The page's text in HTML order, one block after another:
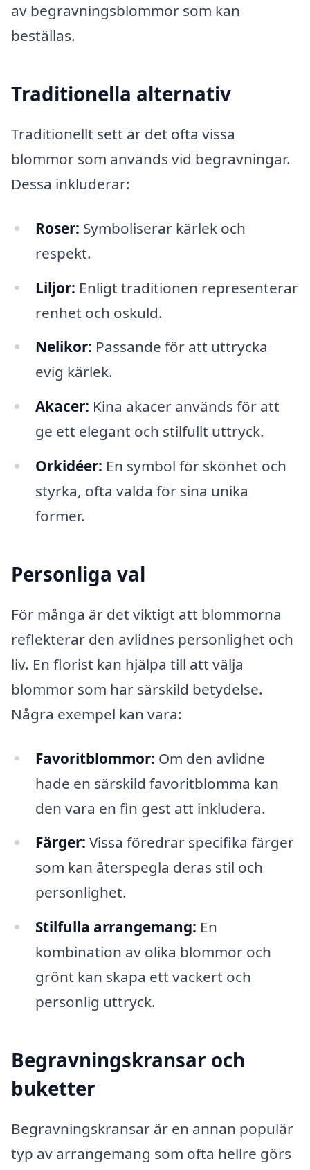
av begravningsblommor som kan
beställas.
Traditionella alternativ
Traditionellt sett är det ofta vissa
blommor som används vid begravningar.
Dessa inkluderar:
Roser: Symboliserar kärlek och
respekt.
Liljor: Enligt traditionen representerar
renhet och oskuld.
Nelikor: Passande för att uttrycka
evig kärlek.
Akacer: Kina akacer används för att
ge ett elegant och stilfullt uttryck.
Orkidéer: En symbol för skönhet och
styrka, ofta valda för sina unika
former.
Personliga val
För många är det viktigt att blommorna
reflekterar den avlidnes personlighet och
liv. En florist kan hjälpa till att välja
blommor som har särskild betydelse.
Några exempel kan vara:
Favoritblommor: Om den avlidne
hade en särskild favoritblomma kan
den vara en fin gest att inkludera.
Färger: Vissa föredrar specifika färger
som kan återspegla deras stil och
personlighet.
Stilfulla arrangemang: En
kombination av olika blommor och
grönt kan skapa ett vackert och
personlig uttryck.
Begravningskransar och
buketter
Begravningskransar är en annan populär
typ av arrangemang som ofta hellre görs